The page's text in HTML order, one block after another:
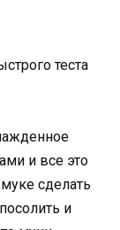
теста
и все это
сделать
и